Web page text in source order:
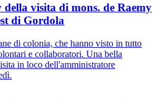
visita di mons. de Raemy
di Gordola
di colonia, che hanno visto in tutto
e collaboratori. Una bella
in loco dell'amministratore